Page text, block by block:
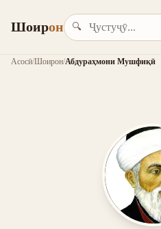
Шоирон 🔍
Асосӣ/Шоирон/Абдураҳмони Мушфиқӣ